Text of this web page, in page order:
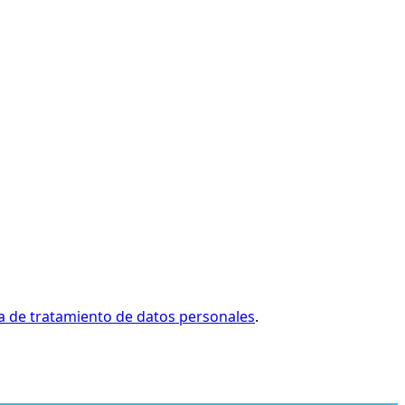
de tratamiento de datos personales.